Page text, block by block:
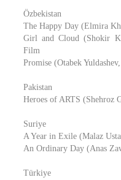
Özbekistan
The Happy Day (Elmira
Girl and Cloud (Shokir
Film
Promise (Otabek
Pakistan
Heroes of ARTS (Shehroz
Suriye
A Year in Exile (Malaz
An Ordinary Day (Anas
Türkiye